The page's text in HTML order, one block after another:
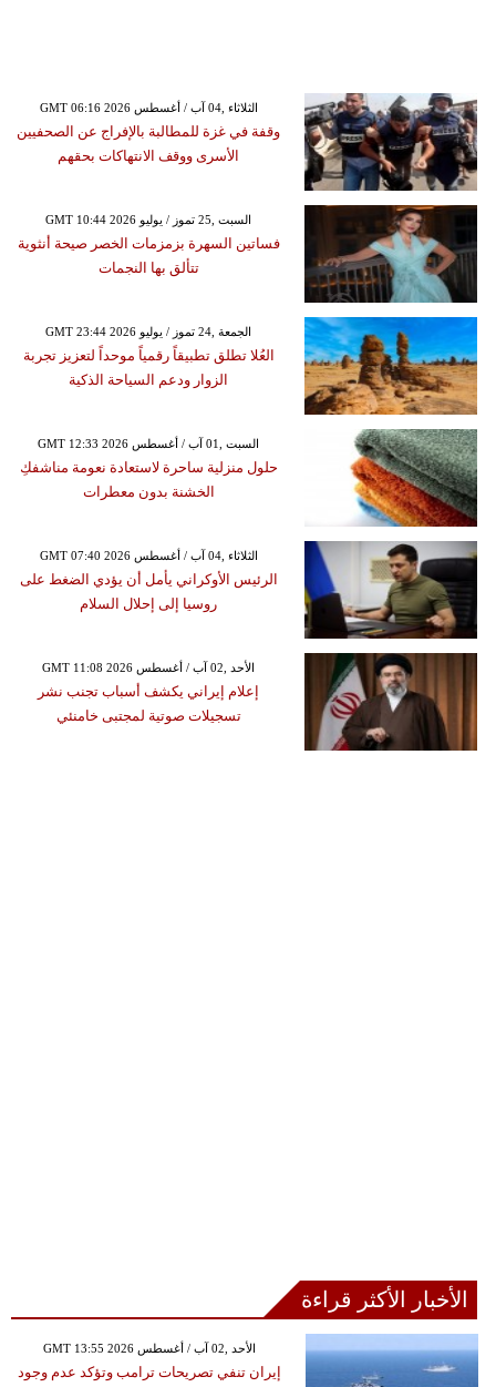
GMT 06:16 2026 الثلاثاء ,04 آب / أغسطس
وقفة في غزة للمطالبة بالإفراج عن الصحفيين
الأسرى ووقف الانتهاكات بحقهم
GMT 10:44 2026 السبت ,25 تموز / يوليو
فساتين السهرة بزمزمات الخصر صيحة أنثوية
تتألق بها النجمات
GMT 23:44 2026 الجمعة ,24 تموز / يوليو
العُلا تطلق تطبيقاً رقمياً موحداً لتعزيز تجربة
الزوار ودعم السياحة الذكية
GMT 12:33 2026 السبت ,01 آب / أغسطس
حلول منزلية ساحرة لاستعادة نعومة مناشفكِ
الخشنة بدون معطرات
GMT 07:40 2026 الثلاثاء ,04 آب / أغسطس
الرئيس الأوكراني يأمل أن يؤدي الضغط على
روسيا إلى إحلال السلام
GMT 11:08 2026 الأحد ,02 آب / أغسطس
إعلام إيراني يكشف أسباب تجنب نشر
تسجيلات صوتية لمجتبى خامنئي
الأخبار الأكثر قراءة
GMT 13:55 2026 الأحد ,02 آب / أغسطس
إيران تنفي تصريحات ترامب وتؤكد عدم وجود